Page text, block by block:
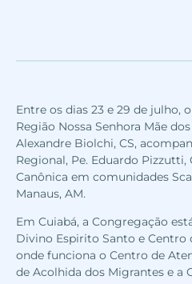
Entre os dias 23 e 29 de julho,
Região Nossa Senhora Mãe
Alexandre Biolchi, CS,
Regional, Pe. Eduardo Pizzutti,
Canônica em comunidades
Manaus, AM.
Em Cuiabá, a Congregação
Divino Espirito Santo e Centro
onde funciona o Centro de
de Acolhida dos Migrantes e a